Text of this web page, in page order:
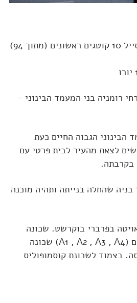
למכירה ברומניה בפריסייל 10 קוטגים ראשונים (מתוך 94)
רומניה בני המעמד הבינוני –
הבינוני הגבוה החיים כעת
לצאת מהעיר לבית פרטי עם
בקרבתה.
בניה שהחלה בנייתה ותהיה מוכנה
בפרברי בוקרשט. שכונה
בסמוך לכבישים ראשיים (A1 , A2 , A3 , A4) שכונה
בצמוד לשכונת קוסמופוליס